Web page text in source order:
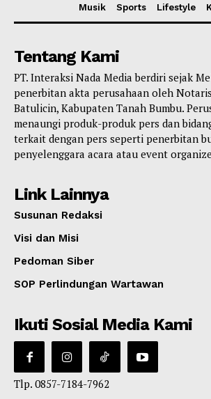
Musik
Sports Lifestyle
Tentang Kami
PT. Interaksi Nada Media berdiri sejak
penerbitan akta perusahaan oleh
Batulicin, Kabupaten Tanah Bumbu.
menaungi produk-produk pers dan
terkait dengan pers seperti penerbitan
penyelenggara acara atau event
Link Lainnya
Susunan Redaksi
Visi dan Misi
Pedoman Siber
SOP Perlindungan Wartawan
Ikuti Sosial Media Kami
Tlp. 0857-7184-7962